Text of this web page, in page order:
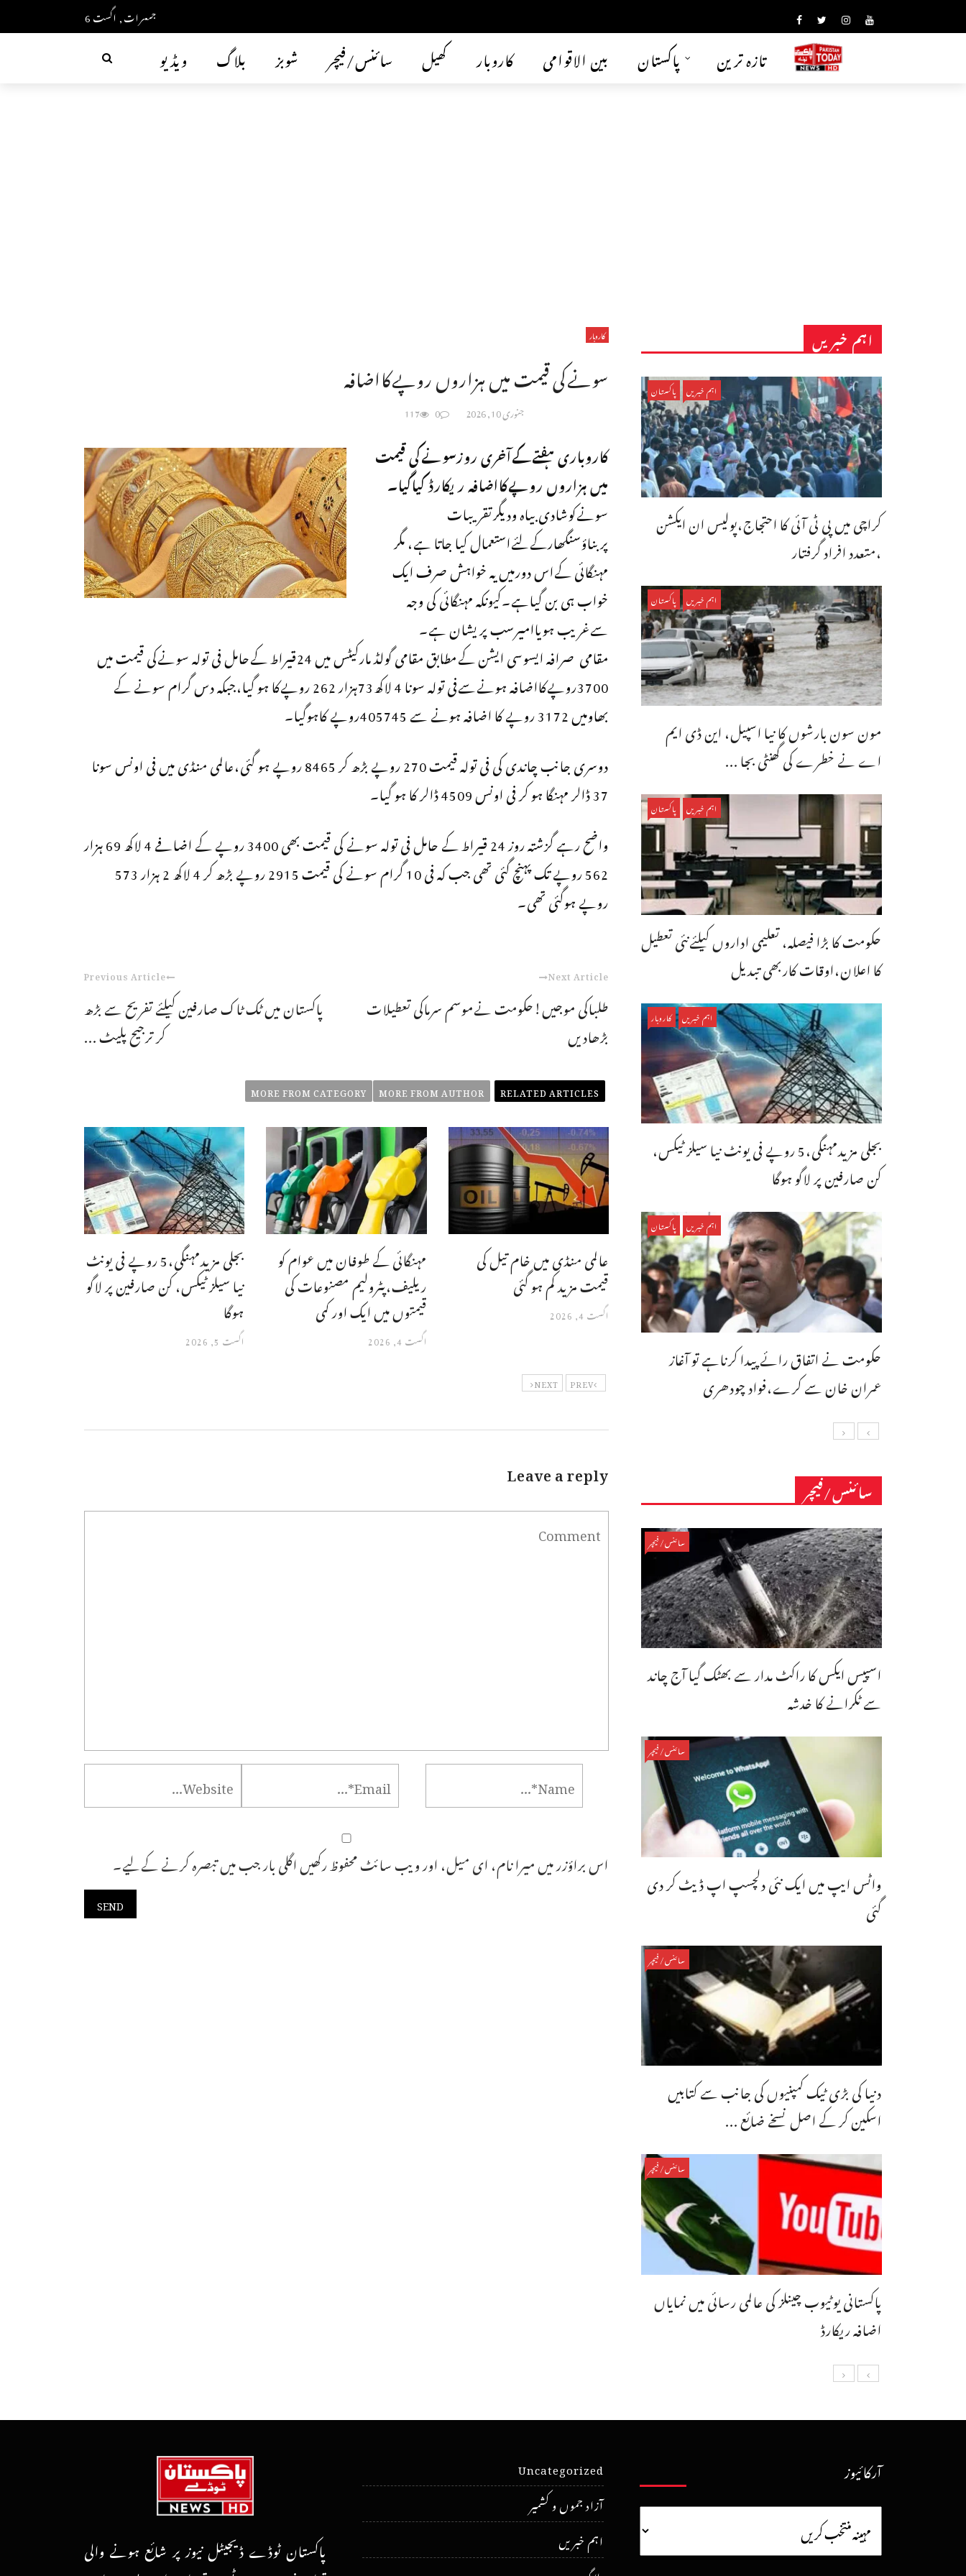
جمعرات, اگست 6
ویڈیو بلاگ شوبز سائنس/فیچر کھیل کاروبار بین الاقوامی پاکستان تازہ ترین
کاروبار
سونےکی قیمت میں ہزاروں روپےکااضافہ
جنوری 10, 2026 0
117
کاروباری ہفتےکےآخری روزسونےکی قیمت
میں ہزاروں روپےکااضافہ ریکارڈ کیاگیا۔
سونےکوشادی بیاہ ودیگرتقریبات
پربناؤسنگھارکےلئےاستعمال کیا جاتا ہے، مگر
مہنگائی کےاس دورمیں یہ خواہش صرف ایک
خواب ہی بن گیاہے۔کیونکہ مہنگائی کی وجہ
سےغریب ہویاامیرسب پریشان ہے۔
مقامی صرافہ ایسوسی ایشن کےمطابق مقامی گولڈ مارکیٹس میں 24قیراط کےحامل فی تولہ سونےکی قیمت میں
3700روپےکااضافہ ہونےسےفی تولہ سونا 4 لاکھ73ہزار 262 روپےکا ہو گیا،جبکہ دس گرام سونے کے
بھاومیں 3172 روپے کا اضافہ ہونے سے 405745روپے کاہوگیا۔
دوسری جانب چاندی کی فی تولہ قیمت 270 روپے بڑھ کر 8465 روپے ہو گئی،عالمی منڈی میں فی اونس سونا
37 ڈالر مہنگا ہو کر فی اونس 4509 ڈالر کا ہو گیا۔
واضح رہے گزشتہ روز 24 قیراط کے حامل فی تولہ سونے کی قیمت بھی 3400 روپے کے اضافے 4 لاکھ 69 ہزار
562 روپے تک پہنچ گئی تھی جب کہ فی 10 گرام سونے کی قیمت 2915 روپے بڑھ کر 4 لاکھ 2 ہزار 573
روپے ہوگئی تھی۔
Previous Article
پاکستان میں ٹک ٹاک صارفین کیلئے تفریح سے بڑھ
کر ترجیح پلیٹ ...
Next Article
طلباکی موجیں!حکومت نےموسم سرماکی تعطیلات
بڑھادیں
RELATED ARTICLES
MORE FROM AUTHOR
MORE FROM CATEGORY
بجلی مزیدمہنگی،5 روپے فی یونٹ
نیا سیلز ٹیکس، کن صارفین پر لاگو
ہوگا
اگست 5, 2026
مہنگائی کے طوفان میں عوام کو
ریلیف،پٹرولیم مصنوعات کی
قیمتوں میں ایک اور کمی
اگست 4, 2026
عالمی منڈی میں خام تیل کی
قیمت مزید کم ہو گئی
اگست 4, 2026
PREV
NEXT
Leave a reply
اس براؤزر میں میرا نام، ای میل، اور ویب سائٹ محفوظ رکھیں اگلی بار جب میں تبصرہ کرنے کےلیے۔
اہم خبریں
اہم خبریں پاکستان
کراچی میں پی ٹی آئی کا احتجاج،پولیس ان ایکشن
،متعدد افراد گرفتار
اہم خبریں پاکستان
مون سون بارشوں کا نیا اسپیل، این ڈی ایم
اے نے خطرے کی گھنٹی بجا ...
اہم خبریں پاکستان
حکومت کا بڑا فیصلہ، تعلیمی اداروں کیلئےنئی تعطیل
کا اعلان،اوقات کاربھی تبدیل
اہم خبریں کاروبار
بجلی مزیدمہنگی،5 روپے فی یونٹ نیا سیلز ٹیکس،
کن صارفین پر لاگو ہوگا
اہم خبریں پاکستان
حکومت نے اتفاق رائے پیدا کرناہے تو آغاز
عمران خان سے کرے،فواد چودھری
سائنس/فیچر
سائنس/فیچر
اسپیس ایکس کا راکٹ مدار سے بھٹک گیا آج چاند
سے ٹکرانے کا خدشہ
سائنس/فیچر
واٹس ایپ میں ایک نئی دلچسپ اپ ڈیٹ کر دی
گئی
سائنس/فیچر
دنیا کی بڑی ٹیک کمپنیوں کی جانب سے کتابیں
اسکین کر کے اصل نسخے ضائع ...
سائنس/فیچر
پاکستانی یوٹیوب چینلز کی عالمی رسائی میں نمایاں
اضافہ ریکارڈ
پاکستان ٹوڈے ڈیجیٹل نیوز پر شائع ہونے والی
Uncategorized
آزاد جموں و کشمیر
اہم خبریں
آرکائیوز